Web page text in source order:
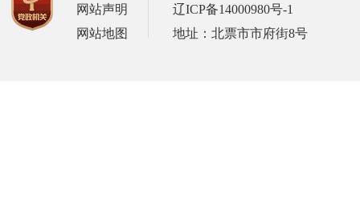
网站声明
网站地图
辽ICP备14000980号-1
地址：北票市市府街8号